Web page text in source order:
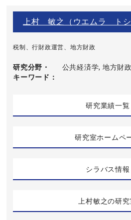
上村 敏之（ウエムラ トシ
税制、行財政運営、地方財政
研究分野・
キーワード
公共経済学, 地方財
研究業績一覧
研究室ホームペ
シラバス情報
上村敏之の研究